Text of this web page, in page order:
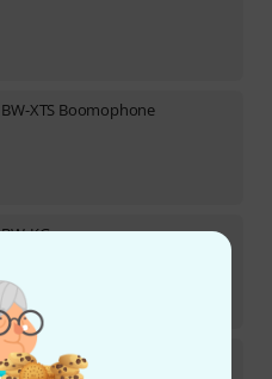
BW-XTS Boomophone
BW-KG
BW-XT-8G XyloTote Tube Holder